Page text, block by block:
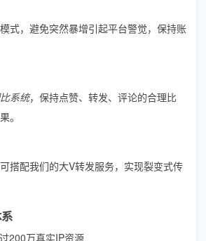
式，避免突然暴增引起平台警觉，保持账
系统，保持点赞、转发、评论的合理比
。
搭配我们的大V转发服务，实现裂变式传
200万真实IP资源